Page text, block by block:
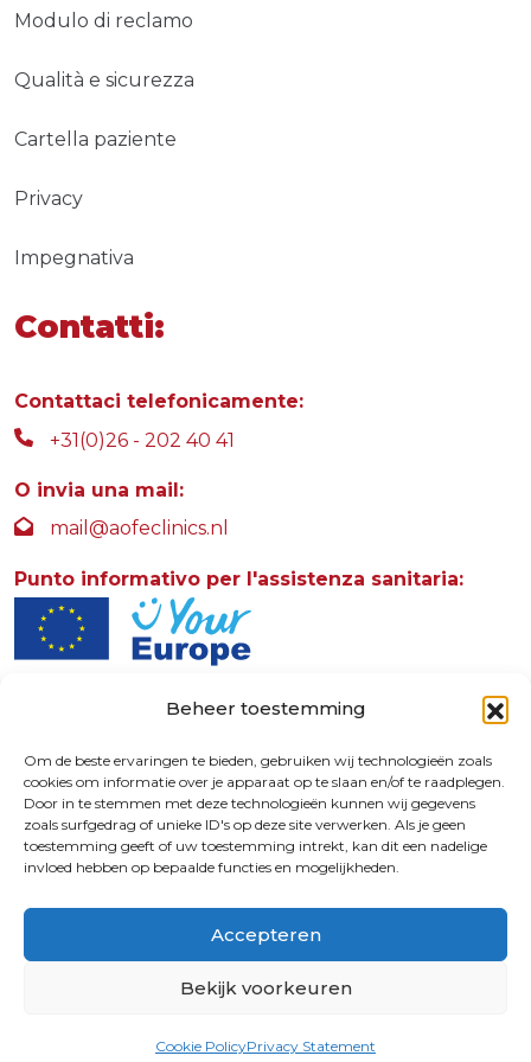
Beheer toestemming
Om de beste ervaringen te bieden, gebruiken wij technologieën zoals
cookies om informatie over je apparaat op te slaan en/of te raadplegen.
Door in te stemmen met deze technologieën kunnen wij gegevens
zoals surfgedrag of unieke ID's op deze site verwerken. Als je geen
toestemming geeft of uw toestemming intrekt, kan dit een nadelige
invloed hebben op bepaalde functies en mogelijkheden.
Accepteren
Bekijk voorkeuren
Cookie PolicyPrivacy Statement
Modulo di reclamo
Qualità e sicurezza
Cartella paziente
Privacy
Impegnativa
Contatti:
Contattaci telefonicamente:
+31(0)26 - 202 40 41
O invia una mail:
mail@aofeclinics.nl
Punto informativo per l'assistenza sanitaria:
Rosendaalselaan 30
6891 DG
Rozendaal - The Netherlands
© 2026 | 72730587
assicurazione